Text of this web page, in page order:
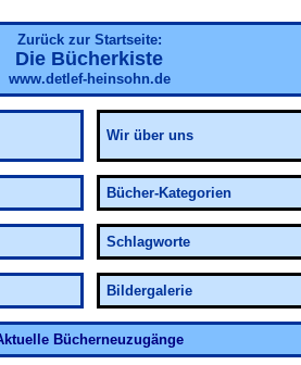
Zurück zur Startseite:
Die Bücherkiste
www.detlef-heinsohn.de
Wir über uns
Bücher-Kategorien
Schlagworte
Bildergalerie
Bücherneuzugänge